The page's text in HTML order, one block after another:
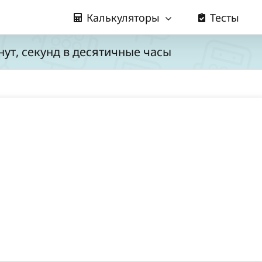
Калькуляторы Тесты
секунд в десятичные часы